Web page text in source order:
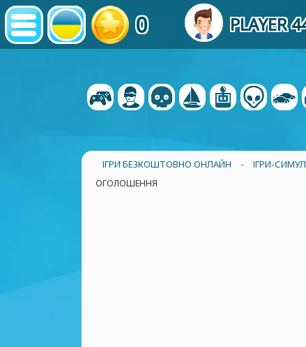
0 PLAYER
ІГРИ БЕЗКОШТОВНО ОНЛАЙН - ІГРИ-
ОГОЛОШЕННЯ